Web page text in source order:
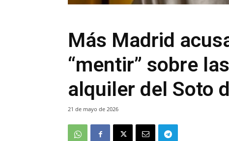
Más Madrid
“mentir” sobre
alquiler del Soto
21 de mayo de 2026